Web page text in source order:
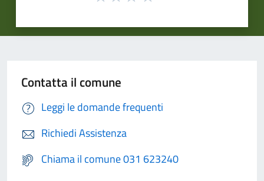
Contatta il comune
Leggi le domande frequenti
Richiedi Assistenza
Chiama il comune 031 623240